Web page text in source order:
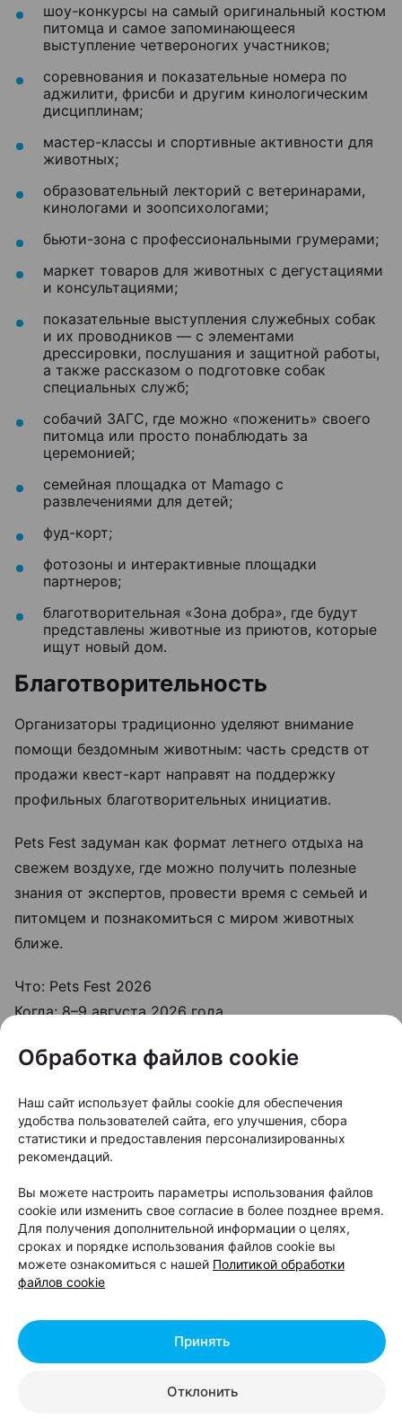
шоу-конкурсы на самый оригинальный костюм
питомца и самое запоминающееся
выступление четвероногих участников;
соревнования и показательные номера по
аджилити, фрисби и другим кинологическим
дисциплинам;
мастер-классы и спортивные активности для
животных;
образовательный лекторий с ветеринарами,
кинологами и зоопсихологами;
бьюти-зона с профессиональными грумерами;
маркет товаров для животных с дегустациями
и консультациями;
показательные выступления служебных собак
и их проводников — с элементами
дрессировки, послушания и защитной работы,
а также рассказом о подготовке собак
специальных служб;
собачий ЗАГС, где можно «поженить» своего
питомца или просто понаблюдать за
церемонией;
семейная площадка от Mamago с
развлечениями для детей;
фуд-корт;
фотозоны и интерактивные площадки
партнеров;
благотворительная «Зона добра», где будут
представлены животные из приютов, которые
ищут новый дом.
Благотворительность
Организаторы традиционно уделяют внимание
помощи бездомным животным: часть средств от
продажи квест-карт направят на поддержку
профильных благотворительных инициатив.
Pets Fest задуман как формат летнего отдыха на
свежем воздухе, где можно получить полезные
знания от экспертов, провести время с семьей и
питомцем и познакомиться с миром животных
ближе.
Что: Pets Fest 2026
Когда: 8–9 августа 2026 года
побережье Цнянского водохранилища
Возрастное ограничение: 0+
Другие интересные новости в нашем телеграм-
Следите за нами в соцсетях
Обработка файлов cookie
Наш сайт использует файлы cookie для обеспечения
удобства пользователей сайта, его улучшения, сбора
статистики и предоставления персонализированных
рекомендаций.
Вы можете настроить параметры использования файлов
cookie или изменить свое согласие в более позднее время.
Для получения дополнительной информации о целях,
сроках и порядке использования файлов cookie вы
можете ознакомиться с нашей Политикой обработки
файлов cookie
Отклонить
Принять